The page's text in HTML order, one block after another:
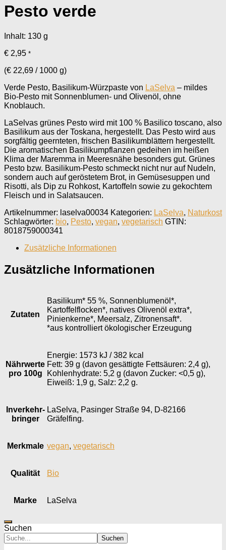
Pesto verde
Inhalt: 130 g
€ 2,95 *
(€ 22,69 / 1000 g)
Verde Pesto, Basilikum-Würzpaste von LaSelva – mildes
Bio-Pesto mit Sonnenblumen- und Olivenöl, ohne
Knoblauch.
LaSelvas grünes Pesto wird mit 100 % Basilico toscano, also
Basilikum aus der Toskana, hergestellt. Das Pesto wird aus
sorgfältig geernteten, frischen Basilikumblättern hergestellt.
Die aromatischen Basilikumpflanzen gedeihen im heißen
Klima der Maremma in Meeresnähe besonders gut. Grünes
Pesto bzw. Basilikum-Pesto schmeckt nicht nur auf Nudeln,
sondern auch auf geröstetem Brot, in Gemüsesuppen und
Risotti, als Dip zu Rohkost, Kartoffeln sowie zu gekochtem
Fleisch und in Salatsaucen.
Artikelnummer: laselva00034 Kategorien: LaSelva, Naturkost
Schlagwörter: bio, Pesto, vegan, vegetarisch GTIN:
8018759000341
Zusätzliche Informationen
Zusätzliche Informationen
Zutaten
Basilikum* 55 %, Sonnenblumenöl*,
Kartoffelflocken*, natives Olivenöl extra*,
Pinienkerne*, Meersalz, Zitronensaft*.
*aus kontrolliert ökologischer Erzeugung
Nährwerte
pro 100g
Energie: 1573 kJ / 382 kcal
Fett: 39 g (davon gesättigte Fettsäuren: 2,4 g),
Kohlenhydrate: 5,2 g (davon Zucker: <0,5 g),
Eiweiß: 1,9 g, Salz: 2,2 g.
Inverkehr­
bringer
LaSelva, Pasinger Straße 94, D-82166
Gräfelfing.
Merkmale vegan, vegetarisch
Qualität Bio
Marke LaSelva
Suchen
Suchen